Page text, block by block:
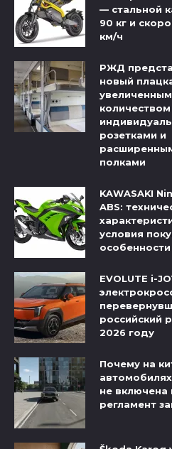
— стальной
90 кг и
км/ч
РЖД
новый
увеличенным
количеством
розетками и
полками
KAWASAKI
ABS:
условия
EVOLUTE i-
российский
2026 году
Почему на
не включена
регламент